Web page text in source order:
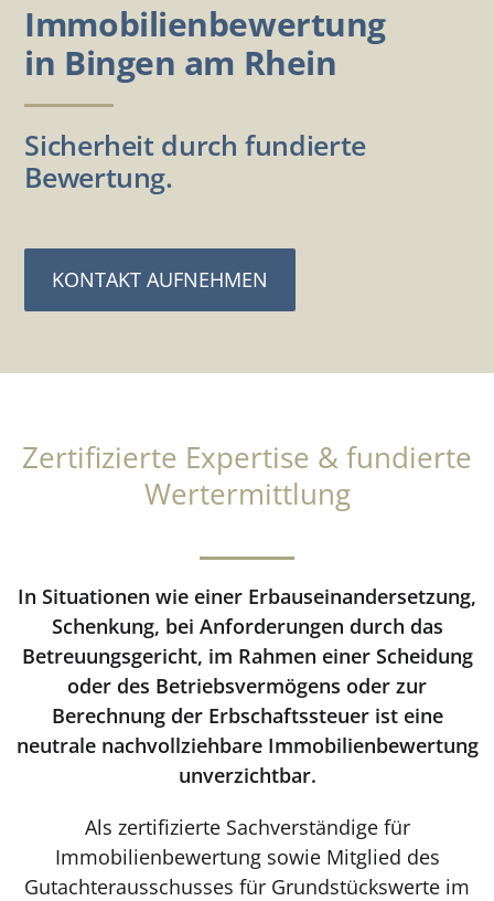
Immobilienbewertung
in Bingen am Rhein
Sicherheit durch fundierte
Bewertung.
KONTAKT AUFNEHMEN
Zertifizierte Expertise & fundierte
Wertermittlung
In Situationen wie einer Erbauseinandersetzung,
Schenkung, bei Anforderungen durch das
Betreuungsgericht, im Rahmen einer Scheidung
oder des Betriebsvermögens oder zur
Berechnung der Erbschaftssteuer ist eine
neutrale nachvollziehbare Immobilienbewertung
unverzichtbar.
Als zertifizierte Sachverständige für
Immobilienbewertung sowie Mitglied des
Gutachterausschusses für Grundstückswerte im